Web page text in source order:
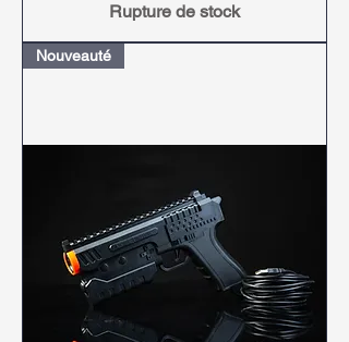
Rupture de stock
Nouveauté